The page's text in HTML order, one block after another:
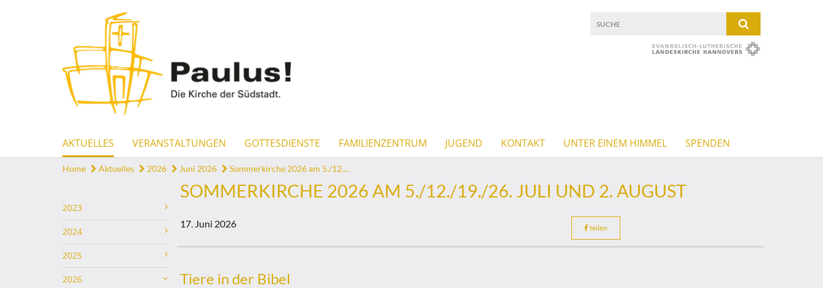
AKTUELLES VERANSTALTUNGEN GOTTESDIENSTE FAMILIENZENTRUM JUGEND KONTAKT UNTER EINEM HIMMEL SPENDEN
Home Aktuelles 2026 Juni 2026 Sommerkirche 2026 am 5./12....
2023
2024
2025
2026
SOMMERKIRCHE 2026 AM 5./12./19./26. JULI UND 2. AUGUST
17. Juni 2026 teilen
Tiere in der Bibel